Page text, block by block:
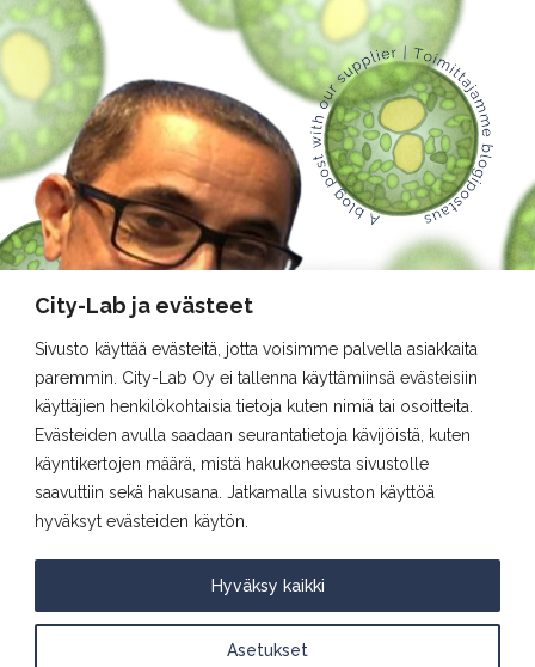
City-Lab ja evästeet
Sivusto käyttää evästeitä, jotta voisimme palvella asiakkaita
paremmin. City-Lab Oy ei tallenna käyttämiinsä evästeisiin
käyttäjien henkilökohtaisia tietoja kuten nimiä tai osoitteita.
Evästeiden avulla saadaan seurantatietoja kävijöistä, kuten
käyntikertojen määrä, mistä hakukoneesta sivustolle
saavuttiin sekä hakusana. Jatkamalla sivuston käyttöä
hyväksyt evästeiden käytön.
Asetukset
Hyväksy kaikki
10-10-2024
Kukoistavaa kierrätystä
Puramme City-Labissa lähetykset puolestasi,